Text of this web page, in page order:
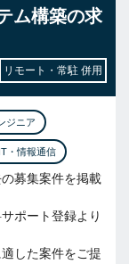
ム構築の求
リモート・常駐 併用
ジニア
IT・情報通信
募集案件を掲載
ポート登録より
した案件をご提